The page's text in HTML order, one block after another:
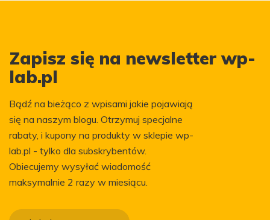
Zapisz się na newsletter wp-
lab.pl
Bądź na bieżąco z wpisami jakie pojawiają
się na naszym blogu. Otrzymuj specjalne
rabaty, i kupony na produkty w sklepie wp-
lab.pl - tylko dla subskrybentów.
Obiecujemy wysyłać wiadomość
maksymalnie 2 razy w miesiącu.